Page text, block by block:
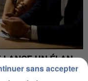
LANCE UN ÉLAN
sans accepter